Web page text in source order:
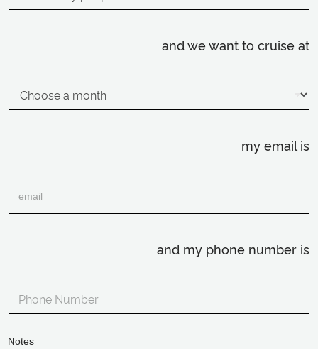
and we want to cruise at
my email is
and my phone number is
Notes